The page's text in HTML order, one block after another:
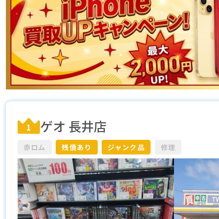
1 ゲオ 長井店
赤ロム 残債あり ジャンク品 修理